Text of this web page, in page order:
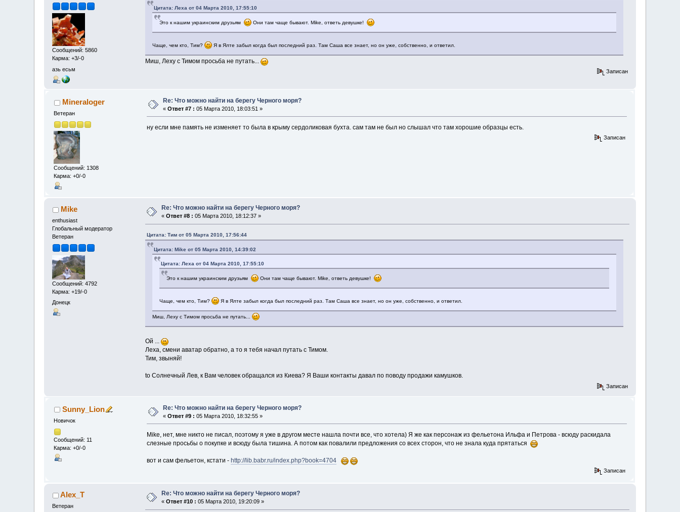
Сообщений: 5860
Карма: +3/-0
азь есьм
Цитата: Леха от 04 Марта 2010, 17:55:10
Это к нашим украинским друзьям Они там чаще бывают. Mike, ответь девушке!
Чаще, чем кто, Тим? Я в Ялте забыл когда был последний раз. Там Саша все знает, но он уже, собственно, и ответил.
Миш, Леху с Тимом просьба не путать...
Записан
Mineraloger
Ветеран
Сообщений: 1308
Карма: +0/-0
Re: Что можно найти на берегу Черного моря?
«Ответ #7 : 05 Марта 2010, 18:03:51 »
ну если мне память не изменяет то была в крыму сердоликовая бухта. сам там не был но слышал что там хорошие образцы есть.
Записан
Mike
enthusiast
Глобальный модератор
Ветеран
Сообщений: 4792
Карма: +19/-0
Донецк
Re: Что можно найти на берегу Черного моря?
«Ответ #8 : 05 Марта 2010, 18:12:37 »
Цитата: Тим от 05 Марта 2010, 17:56:44
Цитата: Mike от 05 Марта 2010, 14:39:02
Цитата: Леха от 04 Марта 2010, 17:55:10
Это к нашим украинским друзьям Они там чаще бывают. Mike, ответь девушке!
Чаще, чем кто, Тим? Я в Ялте забыл когда был последний раз. Там Саша все знает, но он уже, собственно, и ответил.
Миш, Леху с Тимом просьба не путать...
Ой ...
Леха, смени аватар обратно, а то я тебя начал путать с Тимом.
Тим, звыняй!
to Солнечный Лев, к Вам человек обращался из Киева? Я Ваши контакты давал по поводу продажи камушков.
Записан
Sunny_Lion
Новичок
Сообщений: 11
Карма: +0/-0
Re: Что можно найти на берегу Черного моря?
«Ответ #9 : 05 Марта 2010, 18:32:55 »
Mike, нет, мне никто не писал, поэтому я уже в другом месте нашла почти все, что хотела) Я же как персонаж из фельетона Ильфа и Петрова - всюду раскидала
слезные просьбы о покупке и всюду была тишина. А потом как повалили предложения со всех сторон, что не знала куда прятаться
вот и сам фельетон, кстати - http://lib.babr.ru/index.php?book=4704
Записан
Alex_T
Ветеран
Re: Что можно найти на берегу Черного моря?
«Ответ #10 : 05 Марта 2010, 19:20:09 »